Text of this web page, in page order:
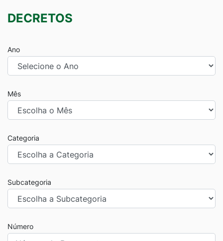
DECRETOS
Ano
Mês
Categoria
Subcategoria
Número